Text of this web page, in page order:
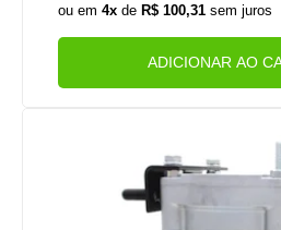
ou em4x de R$ 100,31 sem juros
ADICIONAR AO